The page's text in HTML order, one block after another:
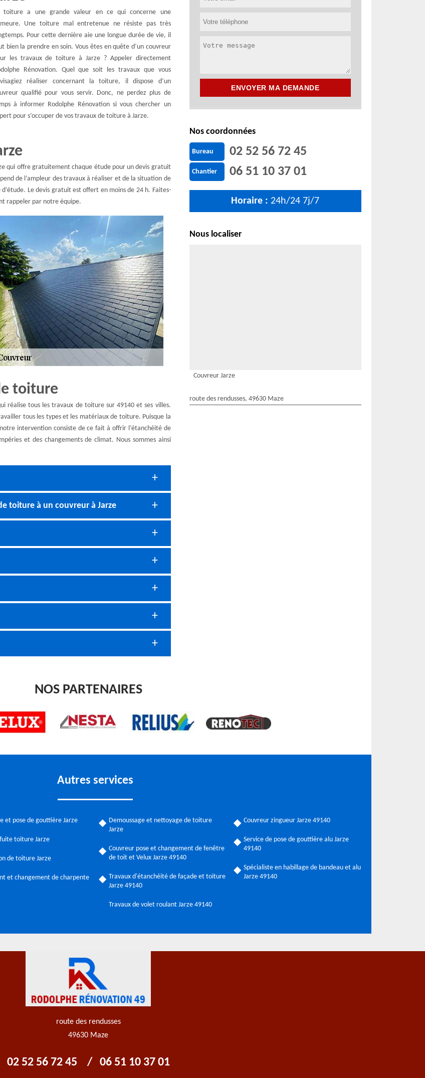
toiture a une grande valeur en ce qui concerne une
Une toiture mal entretenue ne résiste pas très
Pour cette dernière aie une longue durée de vie, il
bien la prendre en soin. Vous êtes en quête d’un couvreur
les travaux de toiture à Jarze ? Appeler directement
Rénovation. Quel que soit les travaux que vous
réaliser concernant la toiture, il dispose d’un
qualifié pour vous servir. Donc, ne perdez plus de
à informer Rodolphe Rénovation si vous chercher un
pour s’occuper de vos travaux de toiture à Jarze.
qui offre gratuitement chaque étude pour un devis gratuit
de l’ampleur des travaux à réaliser et de la situation de
Le devis gratuit est offert en moins de 24 h. Faites-
rappeler par notre équipe.
toiture
réalise tous les travaux de toiture sur 49140 et ses villes.
tous les types et les matériaux de toiture. Puisque la
intervention consiste de ce fait à offrir l’étanchéité de
et des changements de climat. Nous sommes ainsi
toiture à un couvreur à Jarze
Nos coordonnées
Bureau 02 52 56 72 45
Chantier 06 51 10 37 01
Horaire : 24h/24 7j/7
Nous localiser
Couvreur Jarze
route des rendusses, 49630 Maze
NOS PARTENAIRES
Autres services
et pose de gouttière Jarze
toiture Jarze
de toiture Jarze
et changement de charpente
Demoussage et nettoyage de toiture
Jarze
Couvreur pose et changement de fenêtre
de toit et Velux Jarze 49140
Travaux d'étanchéité de façade et toiture
Jarze 49140
Travaux de volet roulant Jarze 49140
Couvreur zingueur Jarze 49140
Service de pose de gouttière alu Jarze
49140
Spécialiste en habillage de bandeau et alu
Jarze 49140
route des rendusses
49630 Maze
02 52 56 72 45 / 06 51 10 37 01